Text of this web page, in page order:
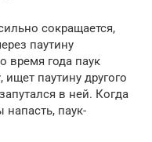
сокращается,
паутину
время года паук
паутину другого
в ней. Когда
напасть, паук-